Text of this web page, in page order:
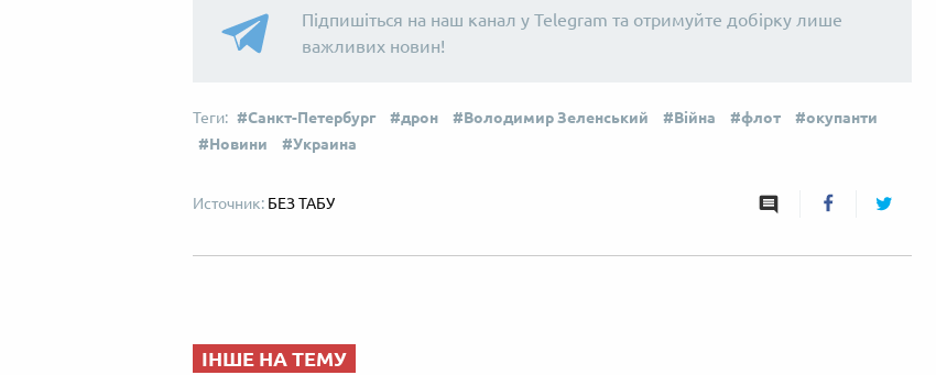
Підпишіться на наш канал у Telegram та отримуйте добірку лише
важливих новин!
Санкт-Петербург дрон Володимир Зеленський Війна флот
окупанти
Новини
Украина
БЕЗ ТАБУ
ІНШЕ НА ТЕМУ